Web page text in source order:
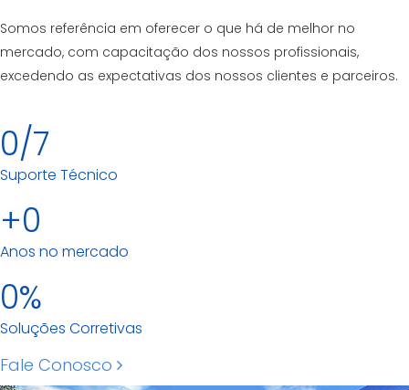
Somos referência em oferecer o que há de melhor no
mercado, com capacitação dos nossos profissionais,
excedendo as expectativas dos nossos clientes e parceiros.
0
Suporte Técnico
0
Anos no mercado
0
Soluções Corretivas
Fale Conosco